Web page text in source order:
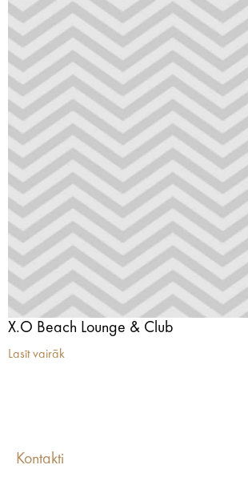
X.O Beach Lounge & Club
Lasīt vairāk
Kontakti